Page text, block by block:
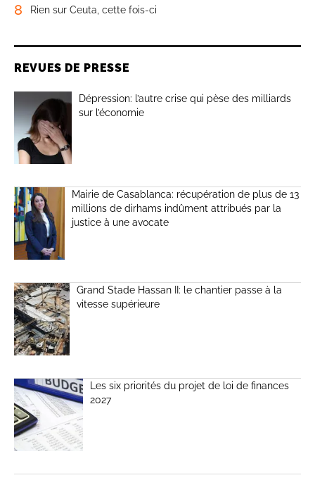
8 Rien sur Ceuta, cette fois-ci
REVUES DE PRESSE
Dépression: l’autre crise qui pèse des milliards
sur l’économie
Mairie de Casablanca: récupération de plus de 13
millions de dirhams indûment attribués par la
justice à une avocate
Grand Stade Hassan II: le chantier passe à la
vitesse supérieure
Les six priorités du projet de loi de finances
2027